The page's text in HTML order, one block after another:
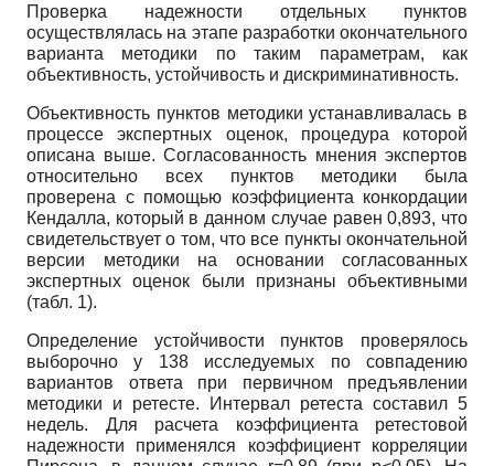
Проверка надежности отдельных пунктов
осуществлялась на этапе разработки окончательного
варианта методики по таким параметрам, как
объективность, устойчивость и дискриминативность.
Объективность пунктов методики устанавливалась в
процессе экспертных оценок, процедура которой
описана выше. Согласованность мнения экспертов
относительно всех пунктов методики была
проверена с помощью коэффициента конкордации
Кендалла, который в данном случае равен 0,893, что
свидетельствует о том, что все пункты окончательной
версии методики на основании согласованных
экспертных оценок были признаны объективными
(табл. 1).
Определение устойчивости пунктов проверялось
выборочно у 138 исследуемых по совпадению
вариантов ответа при первичном предъявлении
методики и ретесте. Интервал ре­теста составил 5
недель. Для расчета коэффициента ретестовой
надежности применялся коэффициент корреляции